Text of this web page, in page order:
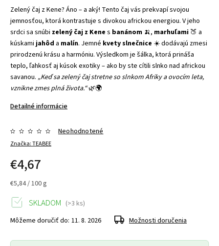
Zelený čaj z Kene? Áno – a aký! Tento čaj vás prekvapí svojou
jemnosťou, ktorá kontrastuje s divokou africkou energiou. V jeho
srdci sa snúbi zelený čaj z Kene s banánom 🍌, marhuľami 🍑 a
kúskamijahôd a malín. Jemné kvety slnečnice ☀️ dodávajú zmesi
prirodzenú krásu a harmóniu. Výsledkom je šálka, ktorá prináša
teplo, ľahkosť aj kúsok exotiky – ako by ste cítili slnko nad africkou
savanou. „Keď sa zelený čaj stretne so slnkom Afriky a ovocím leta,
vznikne zmes plná života.“🌿🌍
Detailné informácie
Značka:TEABEE
Neohodnotené
€4,67
€5,84 / 100 g
SKLADOM (>3 ks)
Môžeme doručiť do: 11. 8. 2026 Možnosti doručenia